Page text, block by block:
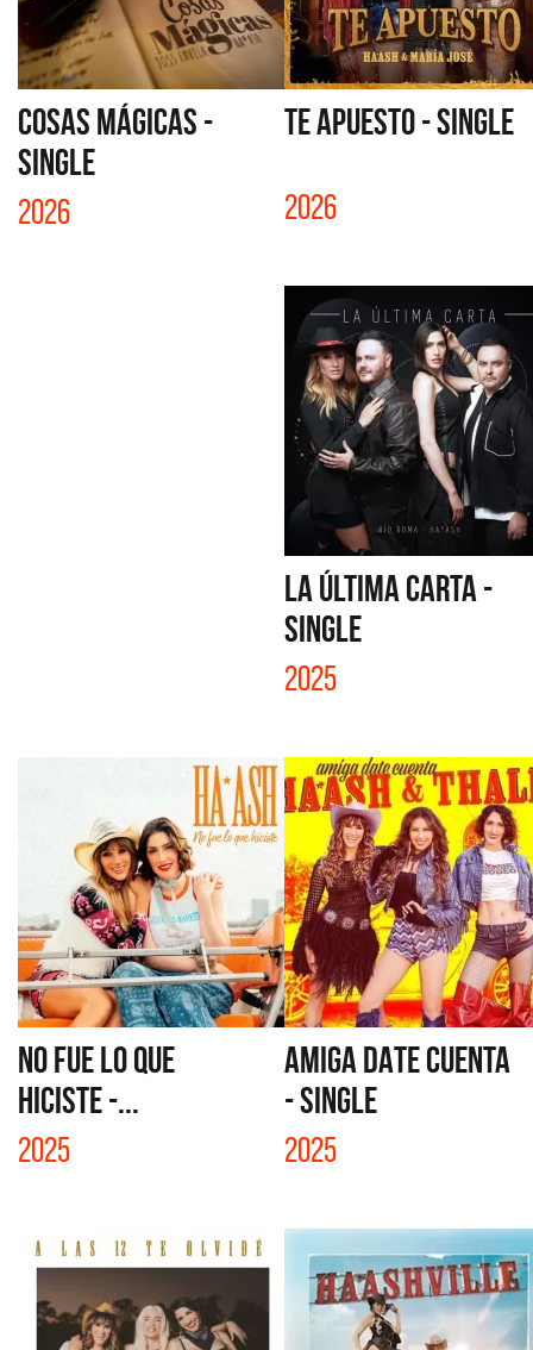
COSAS MÁGICAS -
SINGLE
2026
TE APUESTO - SINGLE
2026
LA ÚLTIMA CARTA -
SINGLE
2025
NO FUE LO QUE
HICISTE -...
2025
AMIGA DATE CUENTA
- SINGLE
2025